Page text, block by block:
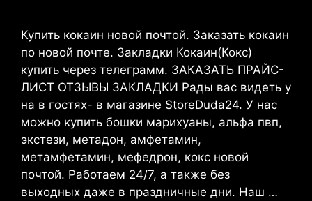
Купить кокаин новой почтой. Заказать кокаин
по новой почте. Закладки Кокаин(Кокс)
купить через телеграмм. ЗАКАЗАТЬ ПРАЙС-
ЛИСТ ОТЗЫВЫ ЗАКЛАДКИ Рады вас видеть у
на в гостях- в магазине StoreDuda24. У нас
можно купить бошки марихуаны, альфа пвп,
экстези, метадон, амфетамин,
метамфетамин, мефедрон, кокс новой
почтой. Работаем 24/7, а также без
выходных даже в праздничные дни. Наш …